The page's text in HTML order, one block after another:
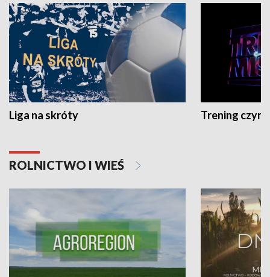
Liga na skróty Trening czyni
ROLNICTWO I WIEŚ